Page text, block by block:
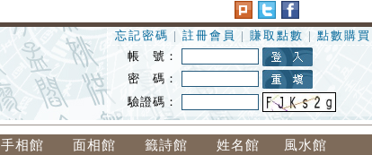
忘記密碼 | 註冊會員 | 賺取點數 | 點數購買
帳 號：
密 碼：
驗證碼：
手相館 面相館 籤詩館 姓名館 風水館